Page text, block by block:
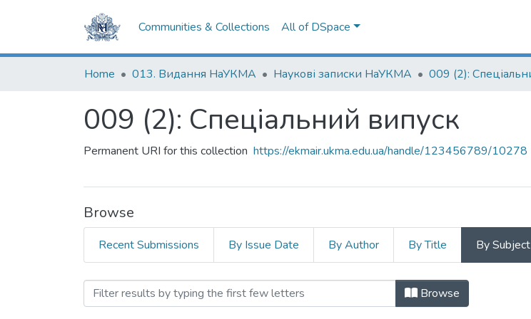
Communities & Collections All of DSpace
Home 013. Видання НаУКМА Наукові записки НаУКМА
009 (2): Спеціальний випуск
Permanent URI for this collection https://ekmair.ukma.edu.ua/handle/123456789/10278
Browse
Recent Submissions By Issue Date By Author By Title By Subject
Browsing 009 (2): Спеціальний випуск by Subject
Browse